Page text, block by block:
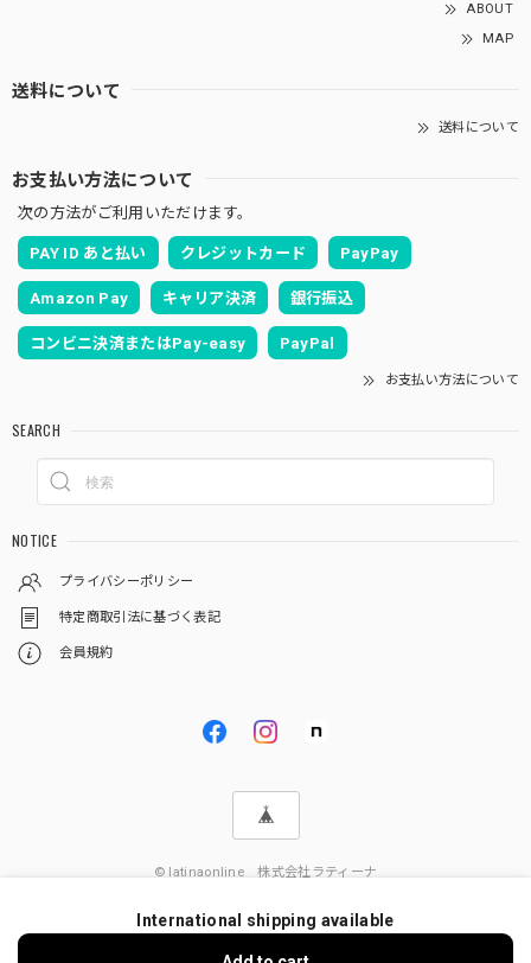
ABOUT
MAP
送料について
送料について
お支払い方法について
次の方法がご利用いただけます。
PAY ID あと払い クレジットカード PayPay
Amazon Pay キャリア決済 銀行振込
コンビニ決済またはPay-easy PayPal
お支払い方法について
SEARCH
NOTICE
プライバシーポリシー
特定商取引法に基づく表記
会員規約
© latinaonline 株式会社ラティーナ
International shipping available